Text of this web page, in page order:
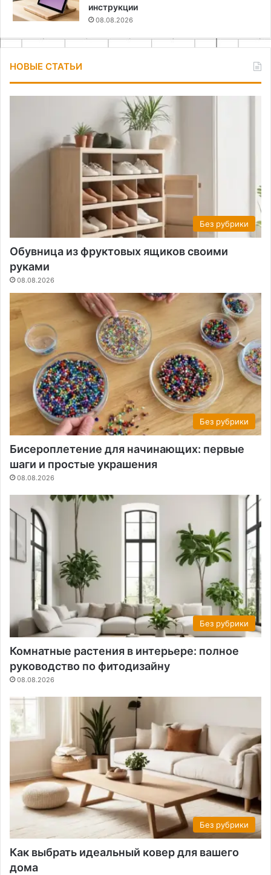
инструкции
08.08.2026
НОВЫЕ СТАТЬИ
Без рубрики
Обувница из фруктовых ящиков своими
руками
08.08.2026
Без рубрики
Бисероплетение для начинающих: первые
шаги и простые украшения
08.08.2026
Без рубрики
Комнатные растения в интерьере: полное
руководство по фитодизайну
08.08.2026
Без рубрики
Как выбрать идеальный ковер для вашего
дома